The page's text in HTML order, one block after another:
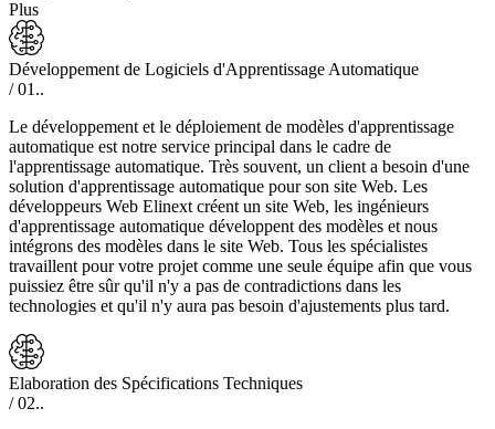
Plus
Développement de Logiciels d'Apprentissage Automatique
/ 01..
Le développement et le déploiement de modèles d'apprentissage
automatique est notre service principal dans le cadre de
l'apprentissage automatique. Très souvent, un client a besoin d'une
solution d'apprentissage automatique pour son site Web. Les
développeurs Web Elinext créent un site Web, les ingénieurs
d'apprentissage automatique développent des modèles et nous
intégrons des modèles dans le site Web. Tous les spécialistes
travaillent pour votre projet comme une seule équipe afin que vous
puissiez être sûr qu'il n'y a pas de contradictions dans les
technologies et qu'il n'y aura pas besoin d'ajustements plus tard.
Elaboration des Spécifications Techniques
/ 02..